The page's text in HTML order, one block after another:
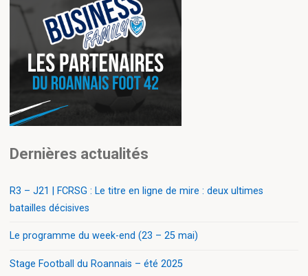
Dernières actualités
R3 – J21 | FCRSG : Le titre en ligne de mire : deux ultimes
batailles décisives
Le programme du week-end (23 – 25 mai)
Stage Football du Roannais – été 2025